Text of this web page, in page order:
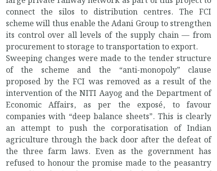
connect the silos to distribution centres. The FCI
scheme will thus enable the Adani Group to strengthen
its control over all levels of the supply chain — from
procurement to storage to transportation to export.
Sweeping changes were made to the tender structure
of the scheme and the “anti-monopoly” clause
proposed by the FCI was removed as a result of the
intervention of the NITI Aayog and the Department of
Economic Affairs, as per the exposé, to favour
companies with “deep balance sheets”. This is clearly
an attempt to push the corporatisation of Indian
agriculture through the back door after the defeat of
the three farm laws. Even as the government has
refused to honour the promise made to the peasantry